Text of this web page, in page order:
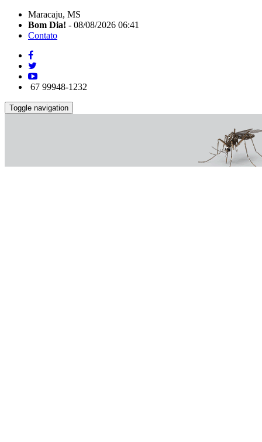
Maracaju, MS
Bom Dia! - 08/08/2026 06:41
Contato
67 99948-1232
Toggle navigation